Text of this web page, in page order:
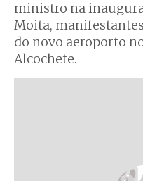
ministro na
Moita,
do novo aeroporto
Alcochete.